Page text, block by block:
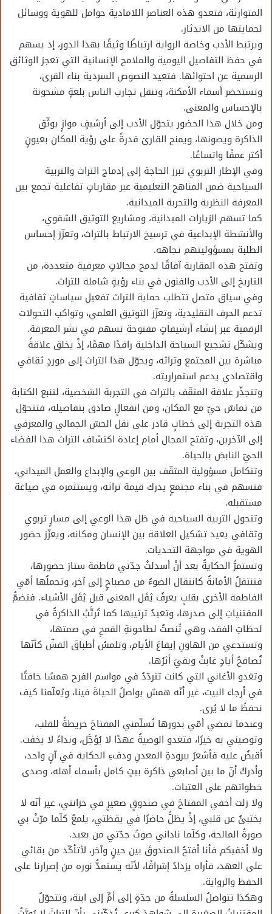
المتوارثة، فتغدو هذه العناصر اللامادية حوامل للهوية ووسائل
لحمايتها من الاندثار.
ويرتبط الأدب وخاصة الرواية ارتباطًا وثيقًا بهذا الدور، إذ يسهم
في حفظ التفاصيل اليومية والملامح الإنسانية التي تعجز الوثائق
الرسمية عن احتوائها. فتعيد النصوص السردية بناء القرى،
وتستحضر أسماء الأمكنة، وتنقل تجارب الناس بلغةٍ مشحونة
بالإحساس والمعنى.
ومن خلال هذا الحضور يتحوّل الأدب إلى أرشيفٍ موازٍ يوثّق
الذاكرة ويصونها، ويمنح القارئ قدرةً على رؤية المكان بعيونٍ
أكثر عمقًا واتساعًا.
وفي الإطار التربوي تبرز الحاجة إلى إدماج التراث والتربية
السياحية ضمن المناهج التعليمية عبر مقارباتٍ تفاعلية تجمع بين
المعرفة النظرية والتجربة الميدانية.
كما تسهم الزيارات الميدانية، ومشاريع التوثيق الشفوي،
والأنشطة الإبداعية في ترسيخ الارتباط بالتراث، وتعزّز إحساس
الطلبة بمسؤوليتهم تجاهه.
وتفتح هذه المقاربة آفاقًا لدمج مجالاتٍ معرفية متعددة، من
التاريخ إلى الأدب والفنون في بناء رؤيةٍ شاملة للتراث.
وفي سياق متصل تتطلب حماية التراث تفعيل سياساتٍ ثقافية
تدعم الحرف التقليدية، وتعزّز التوثيق العلمي، وتواكب التحولات
الرقمية عبر إنشاء أرشيفاتٍ مفتوحة تسهم في نشر المعرفة.
ويشكّل تشجيع السياحة الداخلية رافدًا مهمًا، إذْ يخلق علاقةً
مباشرة بين المجتمع وتراثه، ويحوّل هذا التراث إلى موردٍ ثقافي
واقتصادي يدعم استمراريته.
وتتجذّر علاقة المثقّف بالتراث في التجربة الشخصية، لتنبع الكتابة
من تماسّ حيّ مع المكان، ومن انفعالٍ صادق بتفاصيله، فتتحوّل
هذه التجربة إلى خطابٍ قادر على نقل الحسّ الجمالي والمعرفي
إلى الآخرين، وتفتح المجال أمام إعادة اكتشاف التراث هذا الفضاء
الحيّ النابض بالحياة.
وتتكامل مسؤولية المثقّف بين الوعي والإبداع والعمل الميداني،
فتسهم في بناء مجتمعٍ يدرك قيمة تراثه، ويستثمره في صياغة
مستقبله.
وتتحول التربية السياحية في ظل هذا الوعي إلى مسارٍ تربوي
وثقافي يعيد تشكيل العلاقة بين الإنسان ومكانه، ويعزّز حضور
الهوية في مواجهة التحديات.
وتستمرُّ الحكايةُ بعد أنْ أسدلتْ جدّتي فاطمة ستارَ حضورها،
فتنتقلُ الأمانةُ كانتقال الضوءُ من مصباحٍ إلى آخر، وتحملُها أمّي
الفاطمة الأخرى بقلبٍ يعرفُ ثِقَل المعنى قبل ثِقَل الأشياء. فتضمُّ
المقتنياتِ إلى صدرها، وتعيدُ ترتيبها كما تُرتَّبُ الذاكرةُ في
لحظاتِ الفقد، وهي تُنصتُ لطاحونةِ القمحِ في صمتها،
وتستدعي من الهاونِ إيقاعَ الأيام، وتلمسُ أطباقَ القشّ كأنّها
تُصافحُ أيادٍ غابتْ وبقيَ أثرُها.
وتغدو الأغاني التي كانت تتردّدُ في مواسم الفرح همسًا خافتًا
في أرجاء البيت، غير أنّه همسٌ يواصلُ الحياةَ فينا، ويُعلّمنا كيف
نحفظُ ما لا يُرى.
وعندما تمضي أمّي بدورها تُسلّمني المفتاحَ خريطةً للقلب،
وتوصيني به خيرًا، فتغدو الوصيةُ عهدًا لا يُؤجَّل، ونداءً لا يخفت.
أقبضُ عليه فأشعرُ ببرودةِ المعدنِ ودفءِ الحكاية في آنٍ واحد،
وأدركُ أنّ ما بين أصابعي ذاكرة بيتٍ كامل بأسماء أهله، وصدى
خطواتهم على العتبات.
ولا زلت أخفي المفتاحَ في صندوقٍ صغيرٍ في خزانتي، غير أنّه لا
يختبئُ عن قلبي، إذْ يظلُّ حاضرًا في يقظتي، يلمعُ كلّما مرّتْ بي
صورةُ المالحة، وكلّما ناداني صوتُ جدّتي من بعيد.
ولا أخفيكم فأنا أفتحُ الصندوقَ بين حينٍ وآخر، لأتأكّد من بقائي
على العهد، فأراه يزدادُ إشراقًا، لأنّه يستمدُّ نوره من إصرارنا على
الحفظ والرواية.
وهكذا تتواصلُ السلسلةُ من جدّةٍ إلى أمٍّ إلى ابنة، وتتحوّلُ